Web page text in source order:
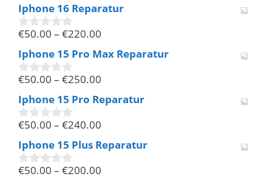
o
n
5
Iphone 16 Reparatur
0
o
n
5
€50.00 – €220.00
Iphone 15 Pro Max Reparatur
0
o
n
5
€50.00 – €250.00
Iphone 15 Pro Reparatur
0
o
n
5
€50.00 – €240.00
Iphone 15 Plus Reparatur
0
€50.00 – €200.00